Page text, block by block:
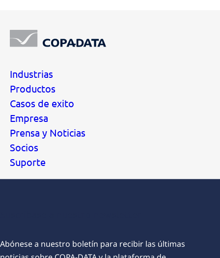
Industrias
Productos
Casos de exito
Empresa
Prensa y Noticias
Socios
Suporte
Abónese a nuestro boletín para recibir las últimas